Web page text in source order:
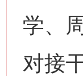
学、
对接